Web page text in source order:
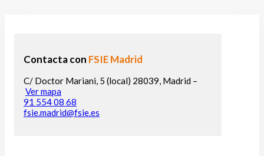
Contacta con FSIE Madrid
C/ Doctor Mariani, 5 (local) 28039, Madrid –
Ver mapa
91 554 08 68
fsie.madrid@fsie.es